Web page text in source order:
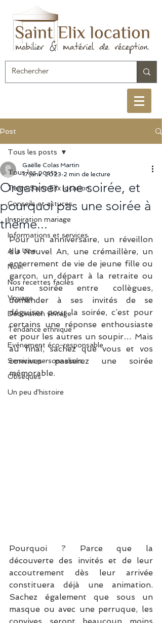
Post
Tous les posts
Team Saint Elix location
Conseils et astuces
Inspiration mariage
Informations et services
A la Une
Noël
Nos recettes faciles
Voyage
Décoration vintage
Tendance ethnique
Evénement éco-responsable
Services personnalisés
Obsèques
Un peu d'histoire
Tous les posts
Organiser une soirée, et
pourquoi pas une soirée à
thème...
Gaëlle Colas Martin
17 janv. 2023 2 min de lecture
Pour un anniversaire, un réveillon
du Nouvel An, une crémaillère, un
enterrement de vie de jeune fille ou
garçon, un départ à la retraite ou
une soirée entre collègues,
demander à ses invités de se
déguiser pour la soirée, c’est pour
certains une réponse enthousiaste
et pour les autres un soupir… Mais
au final, sachez que vous et vos
convives passerez une soirée
mémorable.
Pourquoi ? Parce que la
découverte des invités et de leur
accoutrement dès leur arrivée
constituera déjà une animation.
Sachez également que sous un
masque ou avec une perruque, les